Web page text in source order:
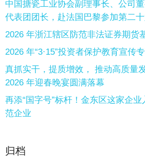
中国搪瓷工业协会副理事长、公司
代表团团长，赴法国巴黎参加第二
2026 年浙江辖区防范非法证券期货
2026 年“3·15”投资者保护教育宣传
真抓实干，提质增效， 推动高质
2026 年迎春晚宴圆满落幕
再添“国字号”标杆！金东区这家企
范企业
归档